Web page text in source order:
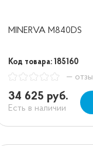
MINERVA M840DS
Код товара: 185160
—
34 625 руб.
Есть в наличии